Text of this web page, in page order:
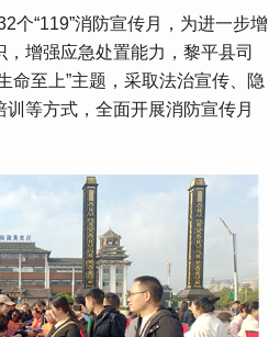
“119”消防宣传月，为进一步增
增强应急处置能力，黎平县司
命至上”主题，采取法治宣传、隐
等方式，全面开展消防宣传月